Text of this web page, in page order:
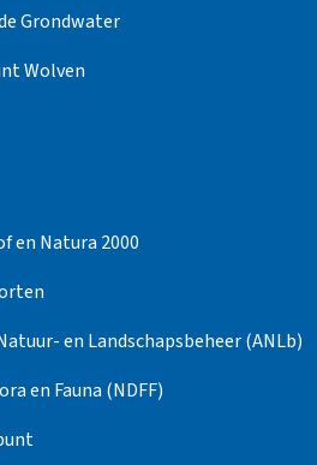
Grondwater
Wolven
en Natura 2000
en Landschapsbeheer (ANLb)
en Fauna (NDFF)